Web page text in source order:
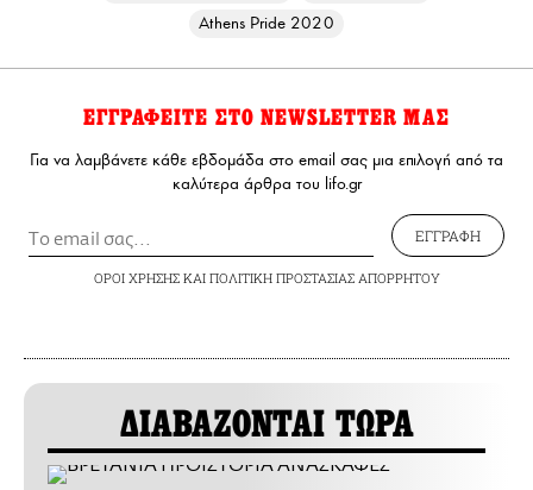
Athens Pride 2020
ΕΓΓΡΑΦΕΙΤΕ ΣΤΟ NEWSLETTER ΜΑΣ
Για να λαμβάνετε κάθε εβδομάδα στο email σας μια επιλογή από τα
καλύτερα άρθρα του lifo.gr
ΕΓΓΡΑΦΗ
ΟΡΟΙ ΧΡΗΣΗΣΚΑΙ ΠΟΛΙΤΙΚΗ ΠΡΟΣΤΑΣΙΑΣ ΑΠΟΡΡΗΤΟΥ
ΔΙΑΒΑΖΟΝΤΑΙ ΤΩΡΑ